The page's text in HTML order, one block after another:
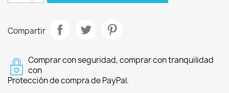
Compartir
Comprar con seguridad, comprar con tranquilidad
con
Protección de compra de PayPal.